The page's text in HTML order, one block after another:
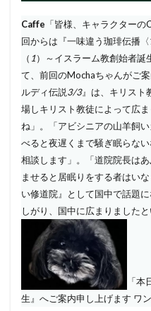
Caffe 「皆様、キャラクター
回からは『一味違う珈琲伝播
（ 1）～イスラーム教創始者誕
て、前回のMochaちゃんがご
ルディ伝説3/3』は、キリスト
場しキリスト教徒によって広
ね」。「アビシニアの山羊飼
べると夜遅くまで騒ぎ眠らな
相談します」。「道院院長は
ませると居眠りをする者はい
い修道院』として国中で話題
しがり、国中に広まりましたと
「
生』へご案内申し上げます ワン